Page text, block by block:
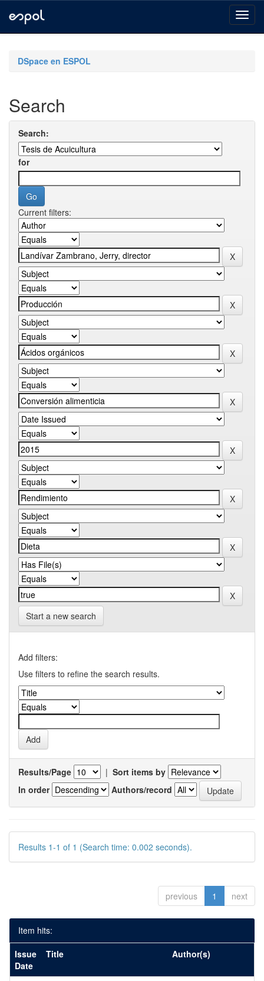
navigationDSpace en ESPOL
Search
Search:
for
Current filters:
Start a new search
Add filters:
Use filters to refine the search results.
Results/Page | Sort items by
In order
Authors/record
Results 1-1 of 1 (Search time: 0.002 seconds).
previous 1 next
Item hits:
Issue
Date
Title Author(s)